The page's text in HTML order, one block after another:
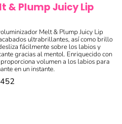
& Plump Juicy Lip
Melt & Plump Juicy Lip
ultrabrillantes, así como brillo
fácilmente sobre los labios y
gracias al mentol. Enriquecido con
volumen a los labios para
en un instante.